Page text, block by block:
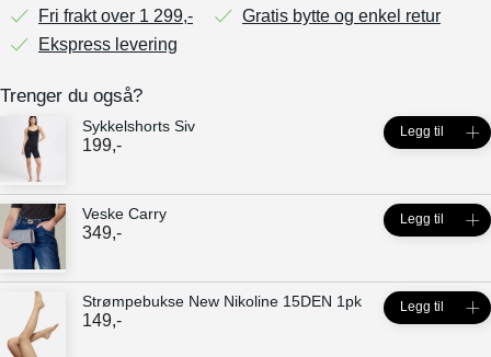
Fri frakt over 1 299,-
Gratis bytte og enkel retur
Ekspress levering
Trenger du også?
Sykkelshorts Siv
199,-
Legg til
Veske Carry
349,-
Legg til
Strømpebukse New Nikoline 15DEN 1pk
149,-
Legg til